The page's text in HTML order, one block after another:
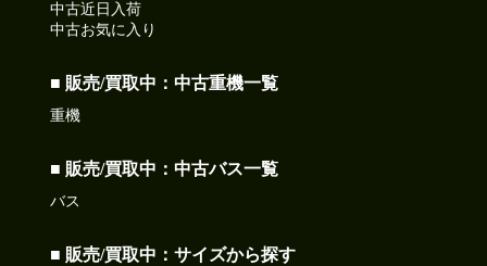
中古近日入荷
中古お気に入り
■ 販売/買取中：中古重機一覧
重機
■ 販売/買取中：中古バス一覧
バス
■ 販売/買取中：サイズから探す